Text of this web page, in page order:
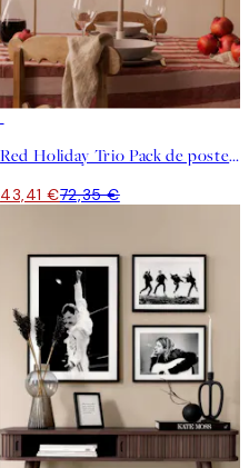
Red Holiday Trio Pack de posters
43,41 €72,35 €